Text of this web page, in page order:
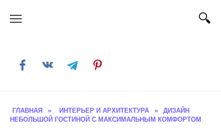
ГЛАВНАЯ » ИНТЕРЬЕР И АРХИТЕКТУРА »
ДИЗАЙН
НЕБОЛЬШОЙ ГОСТИНОЙ С МАКСИМАЛЬНЫМ КОМФОРТОМ